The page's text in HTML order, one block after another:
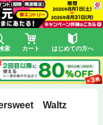
索 カート はじめての方へ
Waltz